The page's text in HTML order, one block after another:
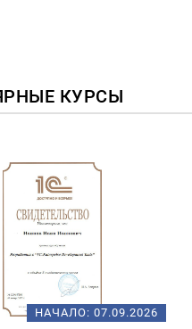
КУРСЫ
НАЧАЛО: 07.09.2026